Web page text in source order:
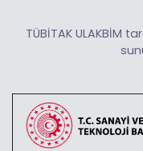
TÜBİTAK ULAKBİM